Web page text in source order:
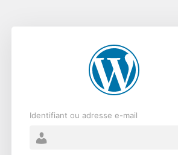
Identifiant ou adresse e-mail